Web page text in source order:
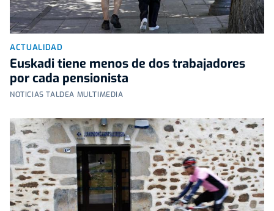
ACTUALIDAD
Euskadi tiene menos de dos trabajadores
por cada pensionista
NOTICIAS TALDEA MULTIMEDIA